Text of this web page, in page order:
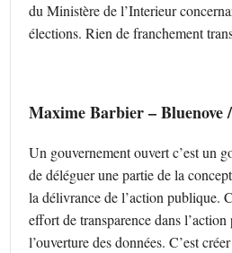
du Ministère de l’Interieur
élections. Rien de franchement
Maxime Barbier – Bluenove
Un gouvernement ouvert c’est un
de déléguer une partie de la
la délivrance de l’action publique.
effort de transparence dans
l’ouverture des données. C’est